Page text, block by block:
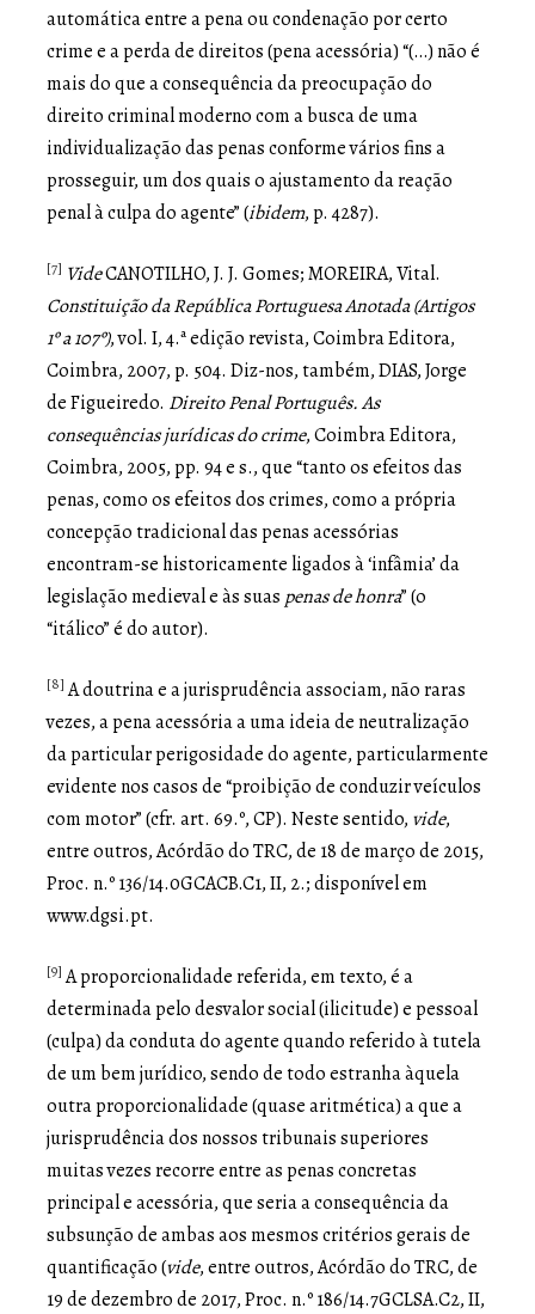
automática entre a pena ou condenação por certo
crime e a perda de direitos (pena acessória) “(…) não é
mais do que a consequência da preocupação do
direito criminal moderno com a busca de uma
individualização das penas conforme vários fins a
prosseguir, um dos quais o ajustamento da reação
penal à culpa do agente” (ibidem, p. 4287).
[7] VideCANOTILHO, J. J. Gomes; MOREIRA, Vital.
Constituição da República Portuguesa Anotada (Artigos
1º a 107º), vol. I, 4.ª edição revista, Coimbra Editora,
Coimbra, 2007, p. 504. Diz-nos, também, DIAS, Jorge
de Figueiredo. Direito Penal Português. As
consequências jurídicas do crime, Coimbra Editora,
Coimbra, 2005, pp. 94 e s., que “tanto os efeitos das
penas, como os efeitos dos crimes, como a própria
concepção tradicional das penas acessórias
encontram-se historicamente ligados à ‘infâmia’ da
legislação medieval e às suas penas de honra” (o
“itálico” é do autor).
[8]A doutrina e a jurisprudência associam, não raras
vezes, a pena acessória a uma ideia de neutralização
da particular perigosidade do agente, particularmente
evidente nos casos de “proibição de conduzir veículos
com motor” (cfr. art. 69.º, CP). Neste sentido, vide,
entre outros, Acórdão do TRC, de 18 de março de 2015,
Proc. n.º 136/14.0GCACB.C1, II, 2.; disponível em
www.dgsi.pt.
[9]A proporcionalidade referida, em texto, é a
determinada pelo desvalor social (ilicitude) e pessoal
(culpa) da conduta do agente quando referido à tutela
de um bem jurídico, sendo de todo estranha àquela
outra proporcionalidade (quase aritmética) a que a
jurisprudência dos nossos tribunais superiores
muitas vezes recorre entre as penas concretas
principal e acessória, que seria a consequência da
subsunção de ambas aos mesmos critérios gerais de
quantificação (vide, entre outros, Acórdão do TRC, de
19 de dezembro de 2017, Proc. n.º 186/14.7GCLSA.C2, II,